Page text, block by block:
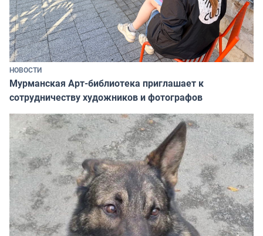
НОВОСТИ
Мурманская Арт-библиотека приглашает к
сотрудничеству художников и фотографов